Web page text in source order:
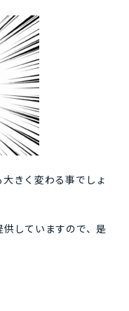
きく変わる事でしょ
していますので、是